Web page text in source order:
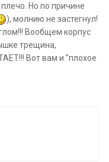
Но по причине
), молнию не застегнул!
Вообщем корпус
трещина,
Вот вам и "плохое